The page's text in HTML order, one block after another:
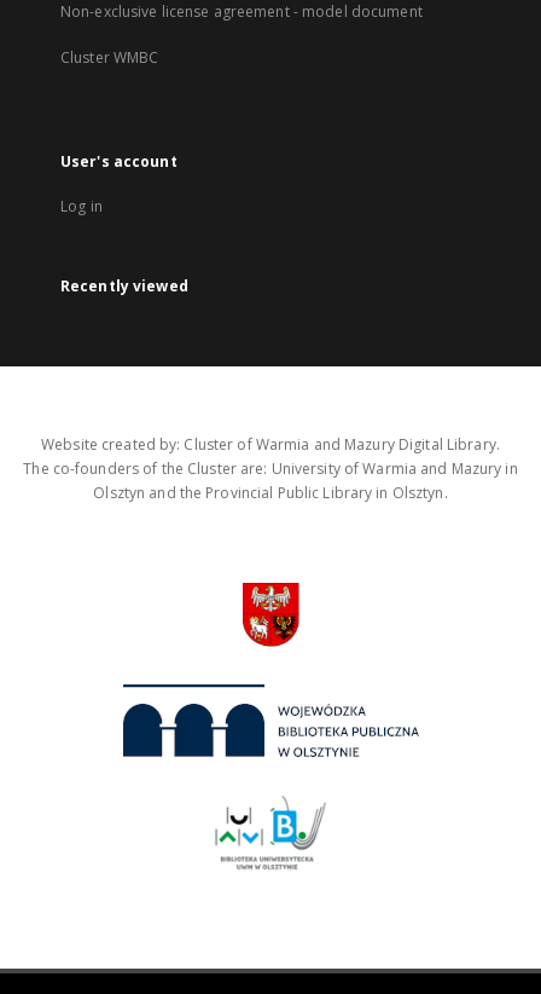
Non-exclusive license agreement - model document
Cluster WMBC
User's account
Log in
Recently viewed
Website created by: Cluster of Warmia and Mazury Digital Library.
The co-founders of the Cluster are: University of Warmia and Mazury in
Olsztyn and the Provincial Public Library in Olsztyn.